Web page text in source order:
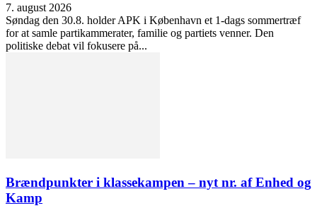
7. august 2026
Søndag den 30.8. holder APK i København et 1-dags sommertræf
for at samle partikammerater, familie og partiets venner. Den
politiske debat vil fokusere på...
Brændpunkter i klassekampen – nyt nr. af Enhed og
Kamp